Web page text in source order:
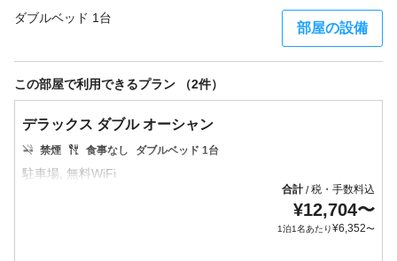
ダブルベッド 1台
部屋の設備
この部屋で利用できるプラン （2件）
デラックス ダブル オーシャン
禁煙 食事なし ダブルベッド 1台
合計/税・手数料込
¥12,704〜
1泊1名あたり¥6,352〜